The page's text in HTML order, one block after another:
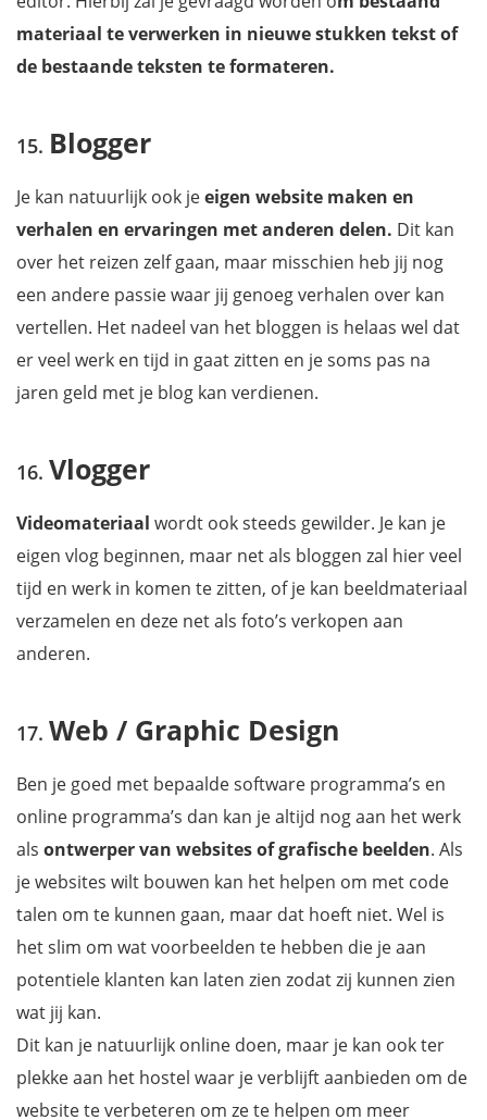
materiaal te verwerken in nieuwe stukken tekst of
de bestaande teksten te formateren.
Blogger
Je kan natuurlijk ook jeeigen website maken en
verhalen en ervaringen met anderen delen. Dit kan
over het reizen zelf gaan, maar misschien heb jij nog
een andere passie waar jij genoeg verhalen over kan
vertellen. Het nadeel van het bloggen is helaas wel dat
er veel werk en tijd in gaat zitten en je soms pas na
jaren geld met je blog kan verdienen.
Vlogger
Videomateriaal wordt ook steeds gewilder. Je kan je
eigen vlog beginnen, maar net als bloggen zal hier veel
tijd en werk in komen te zitten, of je kan beeldmateriaal
verzamelen en deze net als foto’s verkopen aan
anderen.
Web / Graphic Design
Ben je goed met bepaalde software programma’s en
online programma’s dan kan je altijd nog aan het werk
als ontwerper van websites of grafische beelden. Als
je websites wilt bouwen kan het helpen om met code
talen om te kunnen gaan, maar dat hoeft niet. Wel is
het slim om wat voorbeelden te hebben die je aan
potentiele klanten kan laten zien zodat zij kunnen zien
wat jij kan.
Dit kan je natuurlijk online doen, maar je kan ook ter
plekke aan het hostel waar je verblijft aanbieden om de
website te verbeteren om ze te helpen om meer